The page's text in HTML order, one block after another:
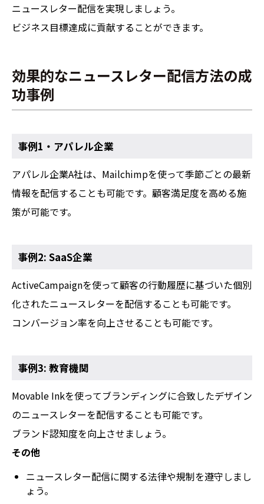
ニュースレター配信を実現しましょう。
ビジネス目標達成に貢献することができます。
効果的なニュースレター配信方法の成
功事例
事例1・アパレル企業
アパレル企業A社は、Mailchimpを使って季節ごとの最新
情報を配信することも可能です。顧客満足度を高める施
策が可能です。
事例2: SaaS企業
ActiveCampaignを使って顧客の行動履歴に基づいた個別
化されたニュースレターを配信することも可能です。
コンバージョン率を向上させることも可能です。
事例3: 教育機関
Movable Inkを使ってブランディングに合致したデザイン
のニュースレターを配信することも可能です。
ブランド認知度を向上させましょう。
その他
ニュースレター配信に関する法律や規制を遵守しまし
ょう。